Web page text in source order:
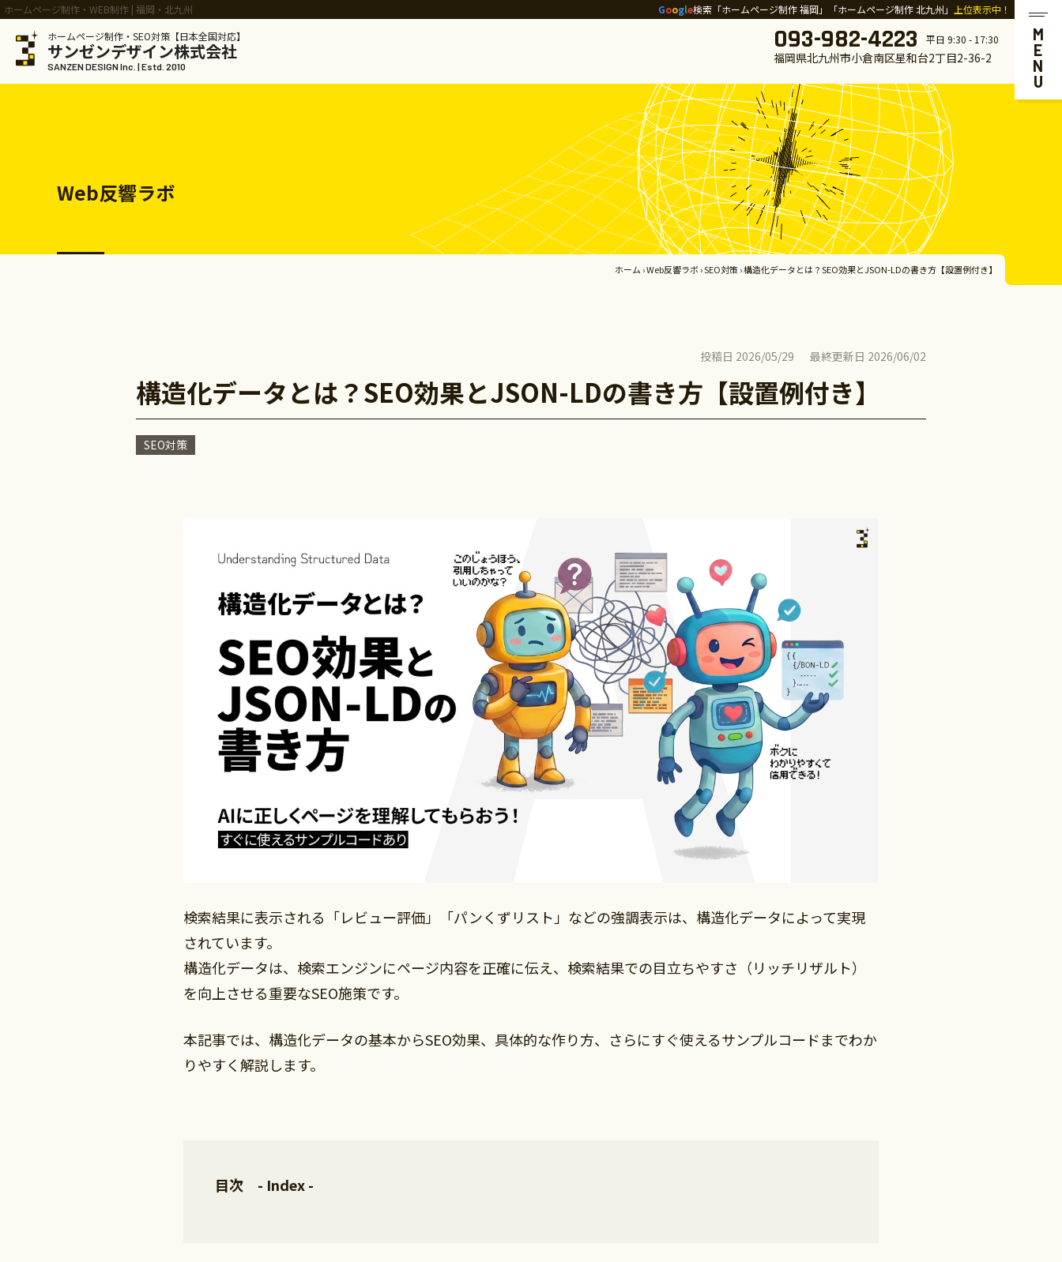
ホームページ制作・WEB制作 | 福岡・北九州 Google検索「ホームページ制作 福岡」「ホームページ制作 北九州」
上位表示中！
ホームページ制作・SEO対策【日本全国対応】
サンゼンデザイン株式会社
SANZEN DESIGN Inc. | Estd. 2010
093-982-4223 平日 9:30 - 17:30
福岡県北九州市小倉南区星和台2丁目2-36-2 MENU
Web反響ラボ
ホーム ›Web反響ラボ›SEO対策›構造化データとは？SEO効果とJSON-LDの書き方【設置例付き】
投稿日 2026/05/29 最終更新日 2026/06/02
構造化データとは？SEO効果とJSON-LDの書き方【設置例付き】
SEO対策
検索結果に表示される「レビュー評価」「パンくずリスト」などの強調表示は、構造化データによって実現
されています。
構造化データは、検索エンジンにページ内容を正確に伝え、検索結果での目立ちやすさ（リッチリザルト）
を向上させる重要なSEO施策です。
本記事では、構造化データの基本からSEO効果、具体的な作り方、さらにすぐ使えるサンプルコードまでわか
りやすく解説します。
目次 - Index -